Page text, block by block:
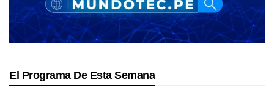
El Programa De Esta Semana